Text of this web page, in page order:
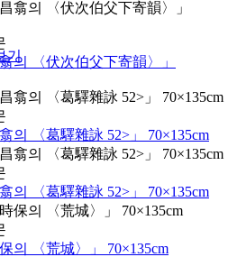
기
의 〈伏次伯父下寄韻〉」
의 〈葛驛雜詠 52>」 70×135cm
의 〈葛驛雜詠 52>」 70×135cm
의 〈荒城〉」 70×135cm